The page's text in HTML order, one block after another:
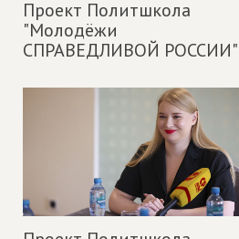
Проект Политшкола
"Молодёжи
СПРАВЕДЛИВОЙ РОССИИ"